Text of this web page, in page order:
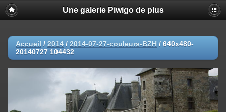
Une galerie Piwigo de plus
Accueil / 2014 / 2014-07-27-couleurs-BZH / 640x480-
20140727 104432